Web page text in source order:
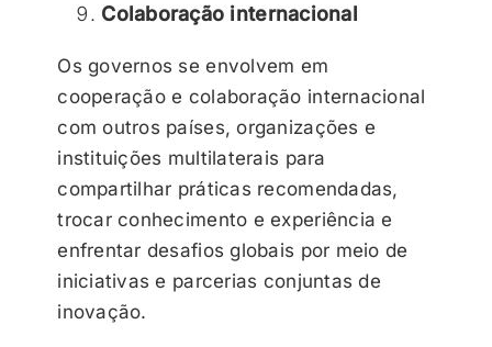
Colaboração internacional
Os governos se envolvem em
cooperação e colaboração internacional
com outros países, organizações e
instituições multilaterais para
compartilhar práticas recomendadas,
trocar conhecimento e experiência e
enfrentar desafios globais por meio de
iniciativas e parcerias conjuntas de
inovação.